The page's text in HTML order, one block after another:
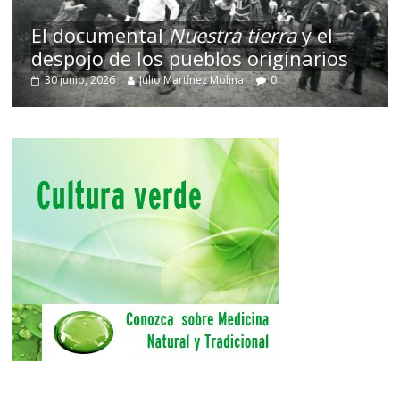
El documentalNuestra tierray el
despojo de los pueblos originarios
30 junio, 2026 Julio Martínez Molina 0